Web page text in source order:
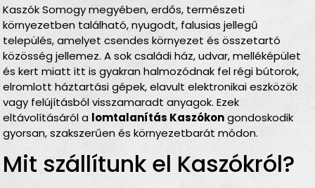
Kaszók Somogy megyében, erdős, természeti
környezetben található, nyugodt, falusias jellegű
település, amelyet csendes környezet és összetartó
közösség jellemez. A sok családi ház, udvar, melléképület
és kert miatt itt is gyakran halmozódnak fel régi bútorok,
elromlott háztartási gépek, elavult elektronikai eszközök
vagy felújításból visszamaradt anyagok. Ezek
eltávolításáról a lomtalanítás Kaszókongondoskodik
gyorsan, szakszerűen és környezetbarát módon.
Mit szállítunk el Kaszókról?